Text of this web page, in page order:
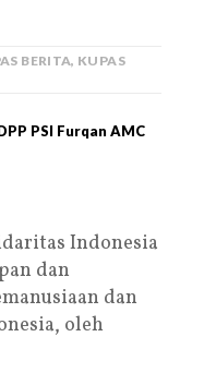
BERITA, KUPAS
PSI Furqan AMC
Indonesia
dan
dan
oleh